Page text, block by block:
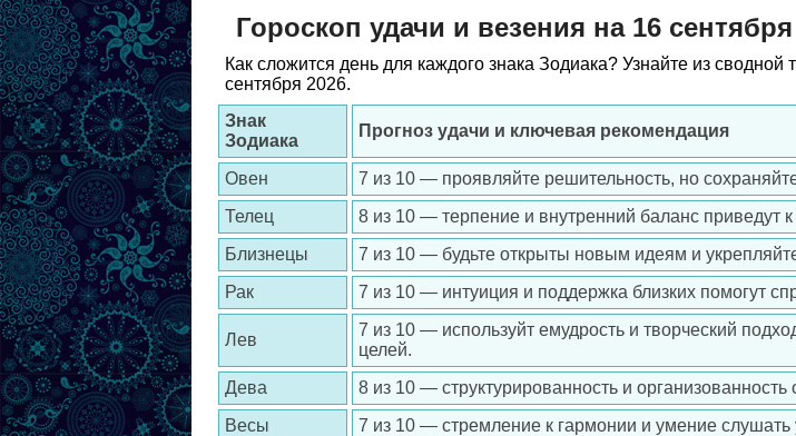
Гороскоп удачи и везения на 16 сентября
Как сложится день для каждого знака Зодиака? Узнайте из сводной
сентября 2026.
Знак
Зодиака
Прогноз удачи и ключевая рекомендация
Овен
7 из 10 — проявляйте решительность, но
Телец
8 из 10 — терпение и внутренний баланс приведут к
Близнецы
7 из 10 — будьте открыты новым идеям и
Рак
7 из 10 — интуиция и поддержка близких помогут
Лев
7 из 10 — используйт емудрость и творческий
целей.
Дева
8 из 10 — структурированность и организованность
Весы
7 из 10 — стремление к гармонии и умение